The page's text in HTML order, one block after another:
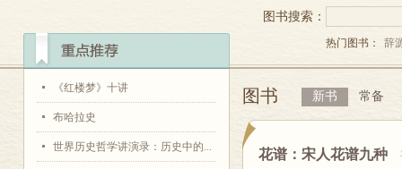
《红楼梦》十讲
布哈拉史
世界历史哲学讲演录：历史中的...
图书搜索：
热门图书： 辞
图书 新书 常备
花谱：宋人花谱九种